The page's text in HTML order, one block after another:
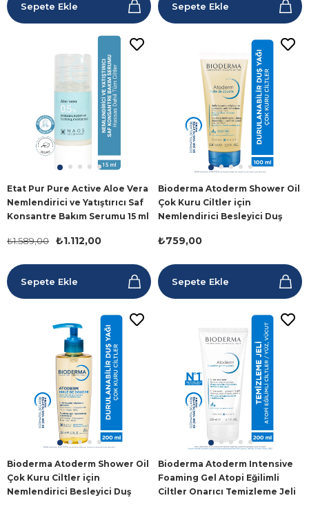
Sepete Ekle Sepete Ekle
Etat Pur Pure Active Aloe Vera
Nemlendirici ve Yatıştırıcı Saf
Konsantre Bakım Serumu 15 ml
₺1.112,00
₺1.589,00
Sepete Ekle
Bioderma Atoderm Shower Oil
Çok Kuru Ciltler için
Nemlendirici Besleyici Duş
₺759,00
Sepete Ekle
Bioderma Atoderm Shower Oil
Çok Kuru Ciltler için
Nemlendirici Besleyici Duş
Bioderma Atoderm Intensive
Foaming Gel Atopi Eğilimli
Ciltler Onarıcı Temizleme Jeli